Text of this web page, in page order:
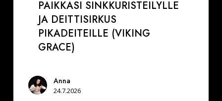
PAIKKASI SINKKURISTEILYLLE
JA DEITTISIRKUS
PIKADEITEILLE (VIKING
GRACE)
Anna
24.7.2026